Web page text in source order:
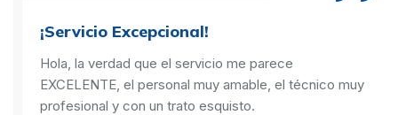
¡Servicio Excepcional!
Hola, la verdad que el servicio me parece
EXCELENTE, el personal muy amable, el técnico muy
profesional y con un trato esquisto.